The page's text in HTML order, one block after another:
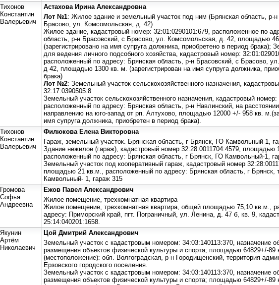
Тихонов
Константин
Валерьевич
Астахова Ирина Александровна
Лот №1: Жилое здание и земельный участок под ним (Брянская область, р-н
Брасово, ул. Комсомольская, д. 42)
Жилое здание, кадастровый номер: 32:01:0290101:679, расположенное по
область, р-н Брасовский, с Брасово, ул. Комсомольская, д. 42, площадью
(зарегистрировано на имя супруга должника, приобретено в период брака);
для ведения личного подсобного хозяйства, кадастровый номер:
расположенный по адресу: Брянская область, р-н Брасовский, с Брасово,
д 42, площадью 1300 кв. м. (зарегистрирован на имя супруга должника,
брака)
Лот №2: Земельный участок сельскохозяйственного назначения,
32:17:0390505:8
Земельный участок сельскохозяйственного назначения, кадастровый номер:
расположенный по адресу: Брянская область, р-н Навлинский, на
направлению на юго-запад от рп. Алтухово, площадью 12000 +/- 958 кв.
имя супруга должника, приобретен в период брака).
Тихонов
Константин
Валерьевич
Филюкова Елена Викторовна
Гараж, земельный участок. Брянская область, г Брянск, ГО Камвольный-1,
Здание нежилое (гараж), кадастровый номер 32:28:0011704:4579, площадью
расположенный по адресу: Брянская область, г Брянск, ГО Камвольный-1,
Земельный участок под кооперативный гараж, кадастровый номер
площадью 21 кв.м., расположенный по адресу: Брянская область, г Брянск,
Камвольный- 1, гараж 315
Громова
Софья
Андреевна
Ежов Павел Александрович
Жилое помещение, трехкомнатная квартира
Жилое помещение, трехкомнатная квартира, общей площадью 75,10 кв.м.,
адресу: Приморский край, пгт. Пограничный, ул. Ленина, д. 47 б, кв. 9,
25:14:040201:1658.
Якунин
Артём
Николаевич
Цой Дмитрий Александрович
Земельный участок с кадастровым номером: 34:03:140113:370, назначение
размещения объектов физической культуры и спорта; площадью 64829+/-89
(местоположение): обл. Волгоградская, р-н Городищенский, территория
Ерзовского городского поселения.
Земельный участок с кадастровым номером: 34:03:140113:370, назначение
размещения объектов физической культуры и спорта; площадью 64829+/-89